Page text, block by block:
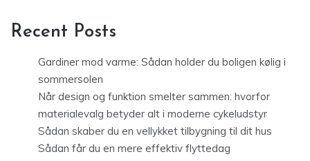
Recent Posts
Gardiner mod varme: Sådan holder du boligen kølig i
sommersolen
Når design og funktion smelter sammen: hvorfor
materialevalg betyder alt i moderne cykeludstyr
Sådan skaber du en vellykket tilbygning til dit hus
Sådan får du en mere effektiv flyttedag